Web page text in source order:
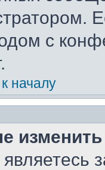
с
началу